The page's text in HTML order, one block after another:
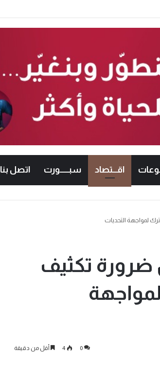
للطلاب ووصيفه البطولة للطالبات .. صور
اقـــتصاد سبــــــورت اتصل بنا
لمواجهة التحديات
تكثيف
0
4 أقل من دقيقة